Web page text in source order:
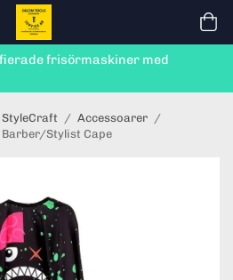
frisörmaskiner med
StyleCraft / Accessoarer /
Stylist Cape